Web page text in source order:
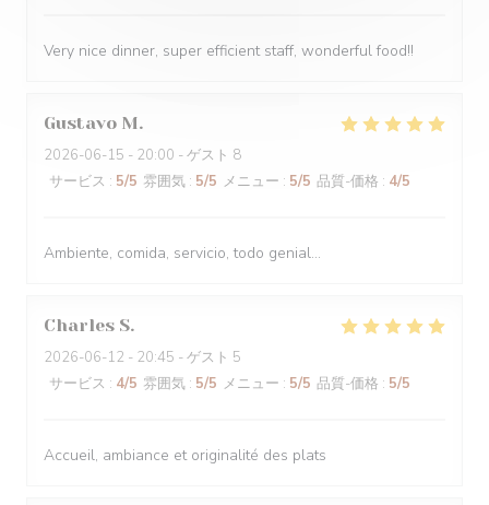
Very nice dinner, super efficient staff, wonderful food!!
Gustavo M
2026-06-15 - 20:00 - ゲスト 8
サービス : 5/5 雰囲気 : 5/5 メニュー : 5/5 品質-価格 : 4/5
Ambiente, comida, servicio, todo genial...
Charles S
2026-06-12 - 20:45 - ゲスト 5
サービス : 4/5 雰囲気 : 5/5 メニュー : 5/5 品質-価格 : 5/5
Accueil, ambiance et originalité des plats